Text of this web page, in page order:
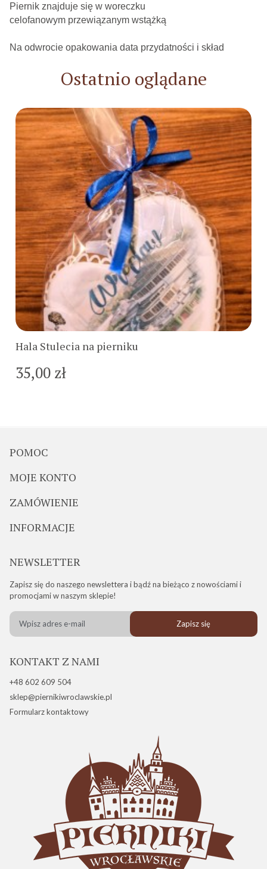
Piernik znajduje się w woreczku
celofanowym przewiązanym wstążką
Na odwrocie opakowania data przydatności i skład
Ostatnio oglądane
Hala Stulecia na pierniku
35,00 zł
Do koszyka
POMOC
MOJE KONTO
ZAMÓWIENIE
INFORMACJE
NEWSLETTER
Zapisz się do naszego newslettera i bądź na bieżąco z nowościami i
promocjami w naszym sklepie!
Zapisz się
KONTAKT Z NAMI
+48 602 609 504
sklep@piernikiwroclawskie.pl
Formularz kontaktowy